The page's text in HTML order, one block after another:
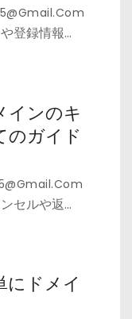
登録情報…
インのキ
のガイド
セルや返…
にドメイ